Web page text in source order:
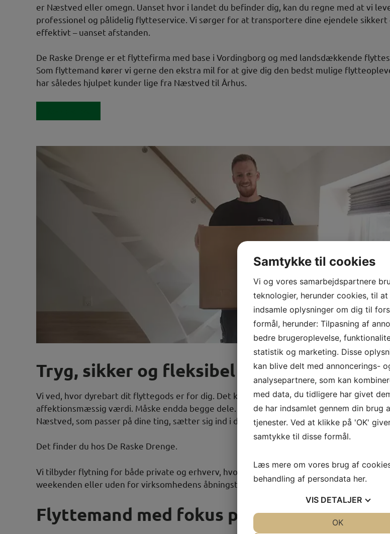
er Næstved eller omegn. Uanset hvor i landet du befinder dig, kan du regne med at vi
professionel og pålidelig flytteservice. Vi sørger for at transportere dine ejendele sikkert
effektivt – uanset afstanden.
De Raske Drenge er et flyttefirma med base i Vordingborg og med landsdækkende
Som flyttemand kører vi gerne den ekstra mil for at give dig den bedst mulige
har således hjulpet kunder lige fra Næstved til Århus.
Tryg, sikker og fleksibel flytning
Vi ved, hvor dyrebart dit flyttegods er for dig. Det kan enten være af økonomisk eller
affektionsmæssig værdi. Måske endda begge dele. Du er derfor på udkig efter en
Næstved, som passer på dine ting, sætter sig ind i dine behov og gør sig umage.
Det finder du hos De Raske Drenge.
Vi tilbyder flytning for både private og erhverv, hvor vi er særdeles fleksible. Ønsker du
weekenden eller uden for virksomhedens åbningstider, er dette således intet problem.
Flyttemand med fokus på kvalitet og
Samtykke til cookies
Vi og vores samarbejdspartnere
teknologier, herunder cookies, til at
indsamle oplysninger om dig til
formål, herunder: Tilpasning af
bedre brugeroplevelse,
statistik og marketing. Disse
kan blive delt med annoncerings-
analysepartnere, som kan
med data, du tidligere har givet
de har indsamlet gennem din brug
tjenester. Ved at klikke på 'OK'
samtykke til disse formål.
Læs mere om vores brug af
behandling af persondata her.
VIS DETALJER
OK